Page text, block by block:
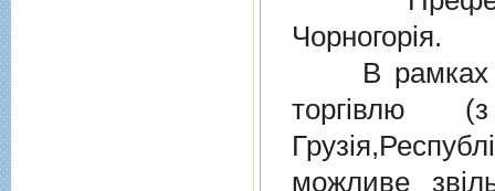
Чорногорія.
В рамках
торгiвлю
можливе